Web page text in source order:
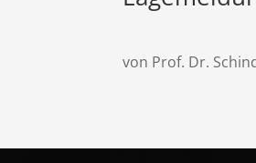
von Prof. Dr.